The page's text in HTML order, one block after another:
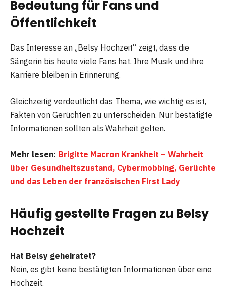
Bedeutung für Fans und
Öffentlichkeit
Das Interesse an „Belsy Hochzeit“ zeigt, dass die
Sängerin bis heute viele Fans hat. Ihre Musik und ihre
Karriere bleiben in Erinnerung.
Gleichzeitig verdeutlicht das Thema, wie wichtig es ist,
Fakten von Gerüchten zu unterscheiden. Nur bestätigte
Informationen sollten als Wahrheit gelten.
Mehr lesen: Brigitte Macron Krankheit – Wahrheit
über Gesundheitszustand, Cybermobbing, Gerüchte
und das Leben der französischen First Lady
Häufig gestellte Fragen zu Belsy
Hochzeit
Hat Belsy geheiratet?
Nein, es gibt keine bestätigten Informationen über eine
Hochzeit.